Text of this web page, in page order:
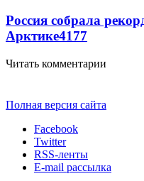
Россия собрала
Арктике4177
Читать комментарии
Полная версия сайта
Facebook
Twitter
RSS-ленты
E-mail рассылка